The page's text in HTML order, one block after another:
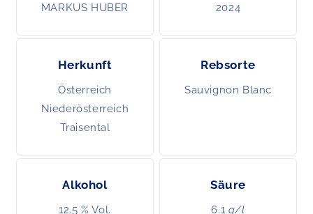
MARKUS HUBER 2024
Herkunft
Österreich
Niederösterreich
Traisental
Rebsorte
Sauvignon Blanc
Alkohol
12.5 % Vol.
Säure
6.1 g/l